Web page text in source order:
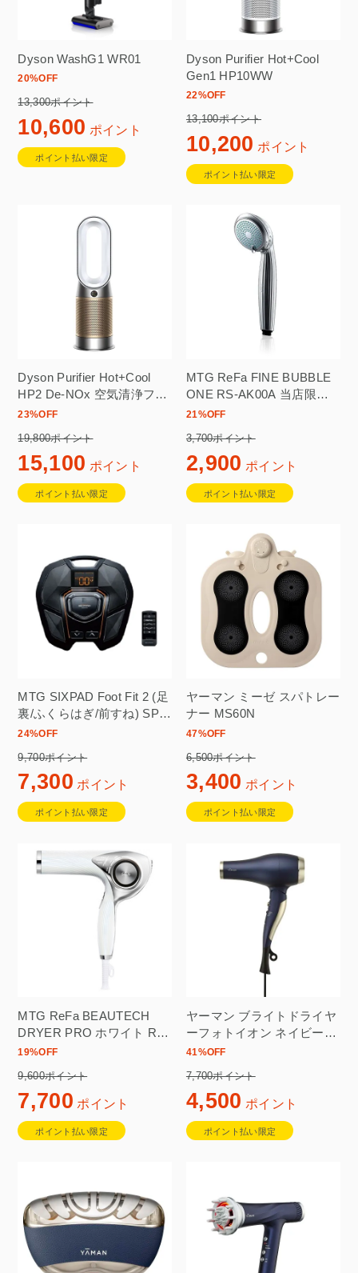
Dyson WashG1 WR01
20%OFF
13,300ポイント
10,600 ポイント
ポイント払い限定
Dyson Purifier Hot+Cool
Gen1 HP10WW
22%OFF
13,100ポイント
10,200 ポイント
ポイント払い限定
Dyson Purifier Hot+Cool
HP2 De-NOx 空気清浄ファ
ンヒーター 適用床面積 25
HP12 WG
23%OFF
19,800ポイント
15,100 ポイント
ポイント払い限定
MTG ReFa FINE BUBBLE
ONE RS-AK00A 当店限定2
年保証付
21%OFF
3,700ポイント
2,900 ポイント
ポイント払い限定
MTG SIXPAD Foot Fit 2 (足
裏/ふくらはぎ/前すね) SP-
FF2310FA 当店限定2年保証
24%OFF
9,700ポイント
7,300 ポイント
ポイント払い限定
ヤーマン ミーゼ スパトレー
ナー MS60N
47%OFF
6,500ポイント
3,400 ポイント
ポイント払い限定
MTG ReFa BEAUTECH
DRYER PRO ホワイト RE-
AJ02A 当店限定2年保証付
19%OFF
9,600ポイント
7,700 ポイント
ポイント払い限定
ヤーマン ブライトドライヤ
ーフォトイオン ネイビー
YJHC0L
41%OFF
7,700ポイント
4,500 ポイント
ポイント払い限定